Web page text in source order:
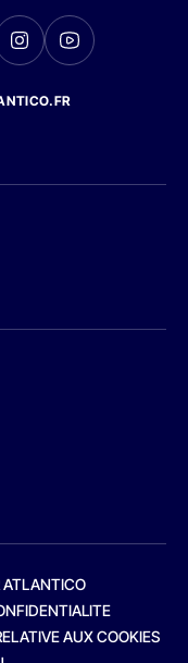
ATLANTICO
AUX COOKIES